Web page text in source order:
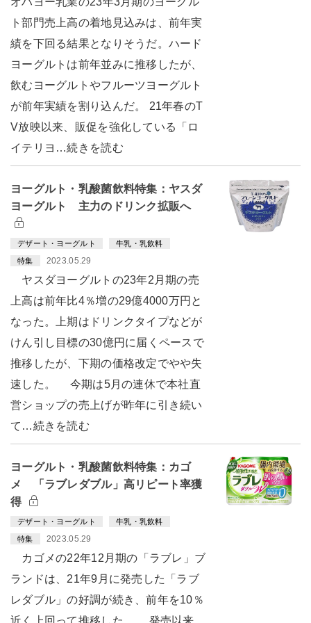
ト部門売上高の着地見込みは、前年実
績を下回る結果となりそうだ。ハード
ヨーグルトは前年並みに推移したが、
飲むヨーグルトやフルーツヨーグルト
が前年実績を割り込んだ。 21年春のT
V放映以来、販促を強化している「ロ
イテリヨ…続きを読む
ヨーグルト・乳酸菌飲料特集：ヤスダ
ヨーグルト 主力のドリンク拡販へ
デザート・ヨーグルト 牛乳・乳飲料
特集 2023.05.29
ヤスダヨーグルトの23年2月期の売
上高は前年比4％増の29億4000万円と
なった。上期はドリンクタイプなどが
けん引し目標の30億円に届くペースで
推移したが、下期の価格改定でやや失
速した。 今期は5月の連休で本社直
営ショップの売上げが昨年に引き続い
て…続きを読む
ヨーグルト・乳酸菌飲料特集：カゴ
メ 「ラブレダブル」高リピート率獲
得
デザート・ヨーグルト 牛乳・乳飲料
特集 2023.05.29
カゴメの22年12月期の「ラブレ」ブ
ランドは、21年9月に発売した「ラブ
レダブル」の好調が続き、前年を10％
近く上回って推移した。 発売以来、